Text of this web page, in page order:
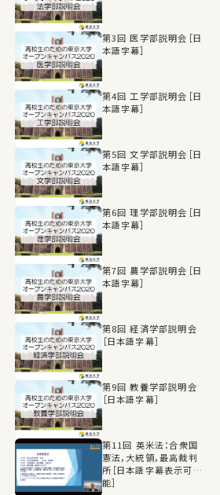
第3回 医学部説明会［日
本語字幕］
第4回 工学部説明会［日
本語字幕］
第5回 文学部説明会［日
本語字幕］
第6回 理学部説明会［日
本語字幕］
第7回 農学部説明会［日
本語字幕］
第8回 経済学部説明会
［日本語字幕］
第9回 教養学部説明会
［日本語字幕］
第11回 英米法：合衆国
憲法，大統領，最高裁判
所［日本語字幕表示可
能］